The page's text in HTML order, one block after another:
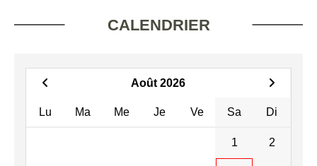
CALENDRIER
Août 2026
Lu Ma Me Je Ve Sa Di
1 2